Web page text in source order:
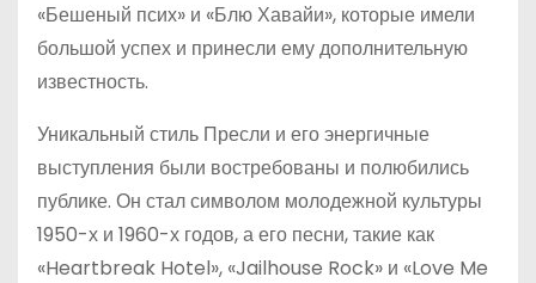
«Бешеный псих» и «Блю Хавайи», которые имели
большой успех и принесли ему дополнительную
известность.
Уникальный стиль Пресли и его энергичные
выступления были востребованы и полюбились
публике. Он стал символом молодежной культуры
1950-х и 1960-х годов, а его песни, такие как
«Heartbreak Hotel», «Jailhouse Rock» и «Love Me